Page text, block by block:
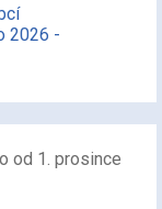
2026 -
od 1. prosince